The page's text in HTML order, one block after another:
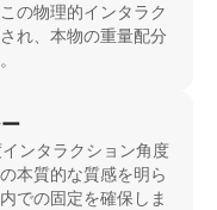
の物理的インタラク
れ、本物の重量配分
ンタラクション角度
本質的な質感を明ら
での固定を確保しま